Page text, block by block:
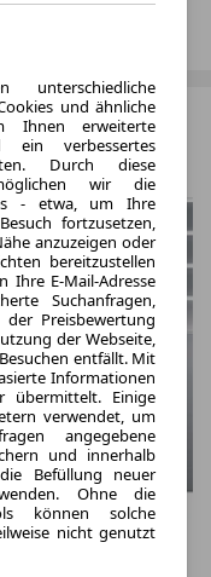
und ähnliche
Ihnen erweiterte
ein verbessertes
Durch diese
wir die
- etwa, um Ihre
fortzusetzen,
anzuzeigen oder
bereitzustellen
Ihre E-Mail-Adresse
Suchanfragen,
Preisbewertung
der Webseite,
entfällt. Mit
Informationen
übermittelt. Einige
verwendet, um
angegebene
und innerhalb
Befüllung neuer
Ohne die
können solche
nicht genutzt